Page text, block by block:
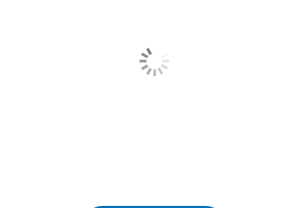
Partnerschaften und Programme